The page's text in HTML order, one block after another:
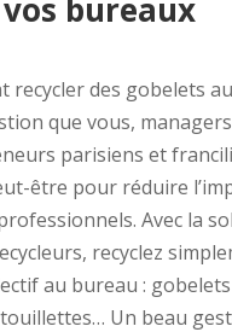
bureaux
recycler des gobelets
que vous,
parisiens et
être pour réduire
Avec la
recyclez
au bureau :
Un beau